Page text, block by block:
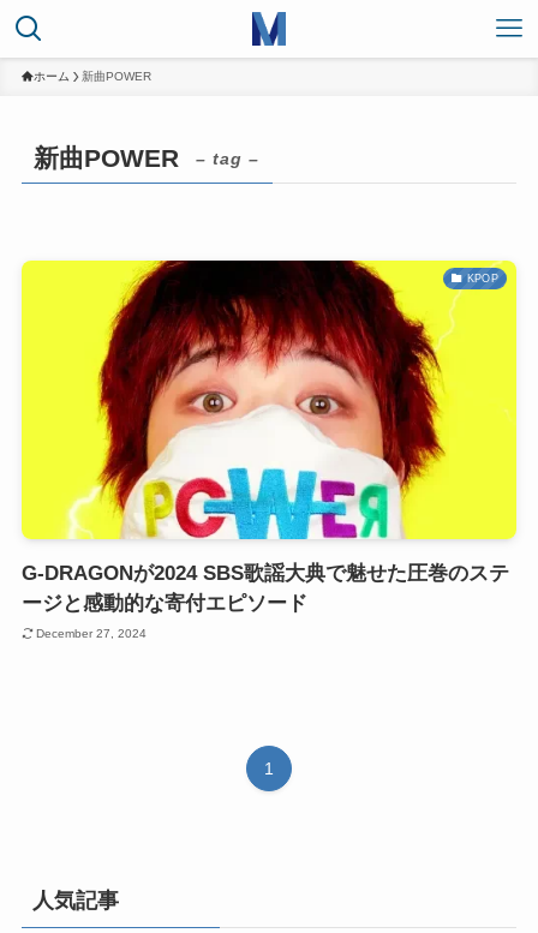
ホーム 新曲POWER
新曲POWER – tag –
KPOP
G-DRAGONが2024 SBS歌謡大典で魅せた圧巻のステ
ージと感動的な寄付エピソード
December 27, 2024
1
人気記事